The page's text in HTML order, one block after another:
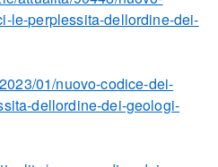
le-perplessita-dellordine-dei-
01/nuovo-codice-dei-
dellordine-dei-geologi-